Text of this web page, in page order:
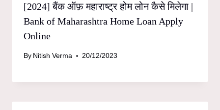
[2024] बैंक ऑफ़ महाराष्ट्र होम लोन कैसे मिलेगा |
Bank of Maharashtra Home Loan Apply
Online
By Nitish Verma 20/12/2023